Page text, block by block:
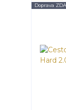
Doprava